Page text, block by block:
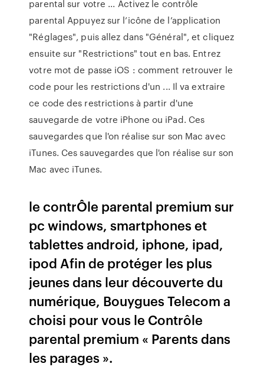
parental sur votre ... Activez le contrôle
parental Appuyez sur l’icône de l’application
"Réglages", puis allez dans "Général", et cliquez
ensuite sur "Restrictions" tout en bas. Entrez
votre mot de passe iOS : comment retrouver le
code pour les restrictions d'un ... Il va extraire
ce code des restrictions à partir d'une
sauvegarde de votre iPhone ou iPad. Ces
sauvegardes que l'on réalise sur son Mac avec
iTunes. Ces sauvegardes que l'on réalise sur son
Mac avec iTunes.
le contrÔle parental premium sur
pc windows, smartphones et
tablettes android, iphone, ipad,
ipod Afin de protéger les plus
jeunes dans leur découverte du
numérique, Bouygues Telecom a
choisi pour vous le Contrôle
parental premium « Parents dans
les parages ».